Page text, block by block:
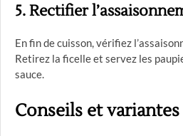
5. Rectifier
En fin de cuisson, vérifiez
Retirez la ficelle et servez les
sauce.
Conseils et variantes